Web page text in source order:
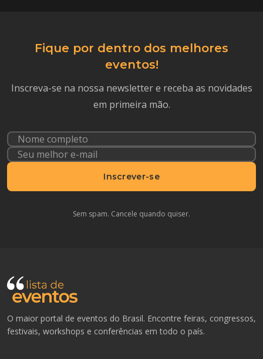
Fique por dentro dos melhores
eventos!
Inscreva-se na nossa newsletter e receba as novidades
em primeira mão.
Inscrever-se
Sem spam. Cancele quando quiser.
O maior portal de eventos do Brasil. Encontre feiras, congressos,
festivais, workshops e conferências em todo o país.